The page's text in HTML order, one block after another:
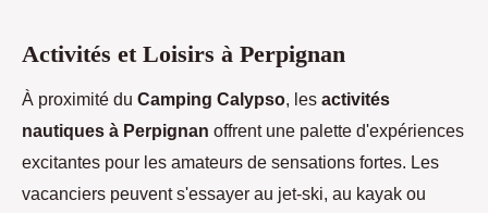
Activités et Loisirs à Perpignan
À proximité du Camping Calypso, les activités
nautiques à Perpignan offrent une palette d'expériences
excitantes pour les amateurs de sensations fortes. Les
vacanciers peuvent s'essayer au jet-ski, au kayak ou